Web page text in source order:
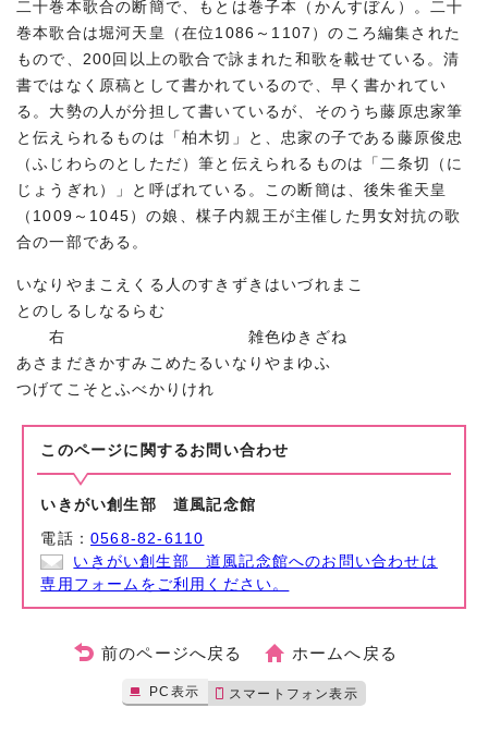
二十巻本歌合の断簡で、もとは巻子本（かんすぼん）。二十
巻本歌合は堀河天皇（在位1086～1107）のころ編集された
もので、200回以上の歌合で詠まれた和歌を載せている。清
書ではなく原稿として書かれているので、早く書かれてい
る。大勢の人が分担して書いているが、そのうち藤原忠家筆
と伝えられるものは「柏木切」と、忠家の子である藤原俊忠
（ふじわらのとしただ）筆と伝えられるものは「二条切（に
じょうぎれ）」と呼ばれている。この断簡は、後朱雀天皇
（1009～1045）の娘、楳子内親王が主催した男女対抗の歌
合の一部である。
いなりやまこえくる人のすきずきはいづれまこ
とのしるしなるらむ
右 雑色ゆきざね
あさまだきかすみこめたるいなりやまゆふ
つげてこそとふべかりけれ
このページに関する お問い合わせ
いきがい創生部 道風記念館
電話：0568-82-6110
いきがい創生部 道風記念館へのお問い合わせは
専用フォームをご利用ください。
前のページへ戻る ホームへ戻る
PC表示 スマートフォン表示